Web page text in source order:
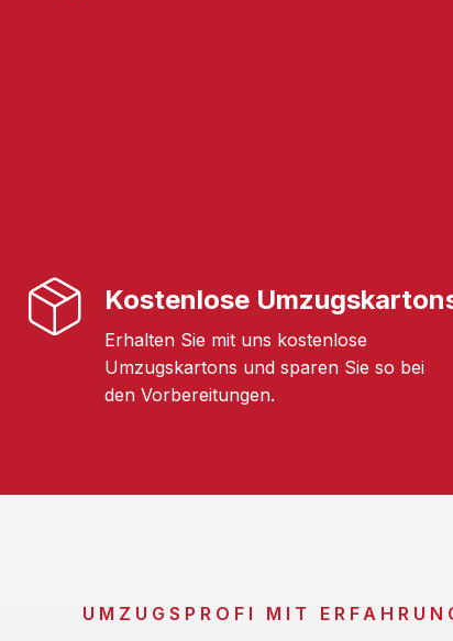
Kostenlose
Erhalten Sie mit uns kostenlose
Umzugskartons und sparen Sie so bei
den Vorbereitungen.
UMZUGSPROFI MIT